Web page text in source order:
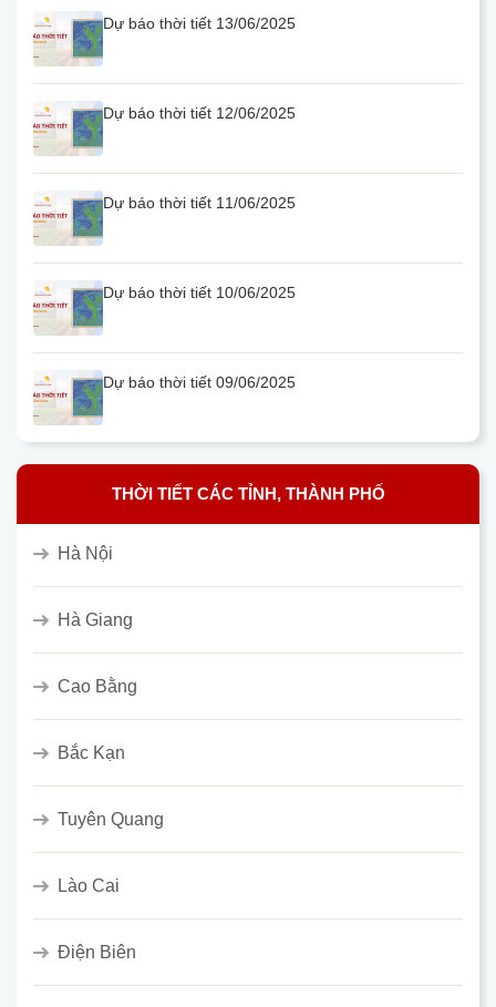
Dự báo thời tiết 13/06/2025
Dự báo thời tiết 12/06/2025
Dự báo thời tiết 11/06/2025
Dự báo thời tiết 10/06/2025
Dự báo thời tiết 09/06/2025
THỜI TIẾT CÁC TỈNH, THÀNH PHỐ
Hà Nội
Hà Giang
Cao Bằng
Bắc Kạn
Tuyên Quang
Lào Cai
Điện Biên